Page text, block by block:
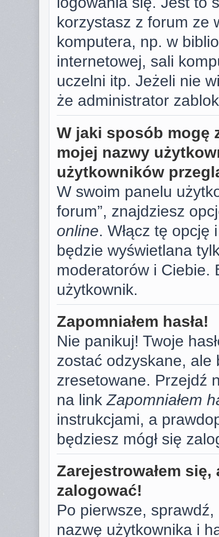
korzystasz z forum ze
komputera, np. w
internetowej, sali
uczelni itp. Jeżeli nie
że administrator
W jaki sposób mogę
mojej nazwy
użytkowników
W swoim panelu
forum”, znajdziesz
online. Włącz tę
będzie wyświetlana
moderatorów i Ciebie.
użytkownik.
Zapomniałem hasła!
Nie panikuj! Twoje
zostać odzyskane,
zresetowane. Przejdź
na linkZapomniałem
instrukcjami, a
będziesz mógł się
Zarejestrowałem
zalogować!
Po pierwsze,
nazwę użytkownika i